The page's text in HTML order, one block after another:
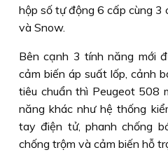
hộp số tự động 6 cấp cùng 3
và Snow.
Bên cạnh 3 tính năng mới
cảm biến áp suất lốp, cảnh
tiêu chuẩn thì Peugeot 508
năng khác như hệ thống
tay điện tử, phanh chống
chống trộm và cảm biến hỗ